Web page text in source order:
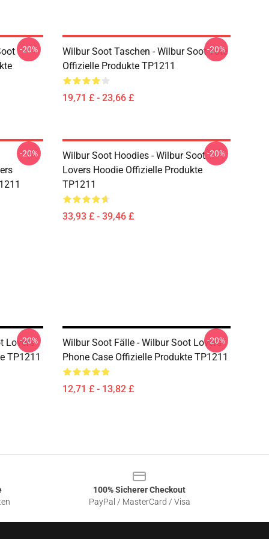
-20%
Wilbur Soot Taschen - Wilbur Soot Tote
Offizielle Produkte TP1211
19,71 £ - 23,66 £
-20%
-20%
Wilbur Soot Hoodies - Wilbur Soot
Lovers Hoodie Offizielle Produkte
TP1211
33,93 £ - 39,46 £
-20%
Lovers
TP1211
-20%
Wilbur Soot Fälle - Wilbur Soot Lovers
Phone Case Offizielle Produkte TP1211
12,71 £ - 13,82 £
-20%
100% Sicherer Checkout
PayPal / MasterCard / Visa